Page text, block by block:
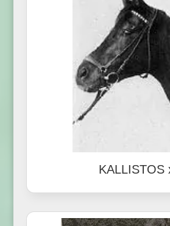
KALLISTOS